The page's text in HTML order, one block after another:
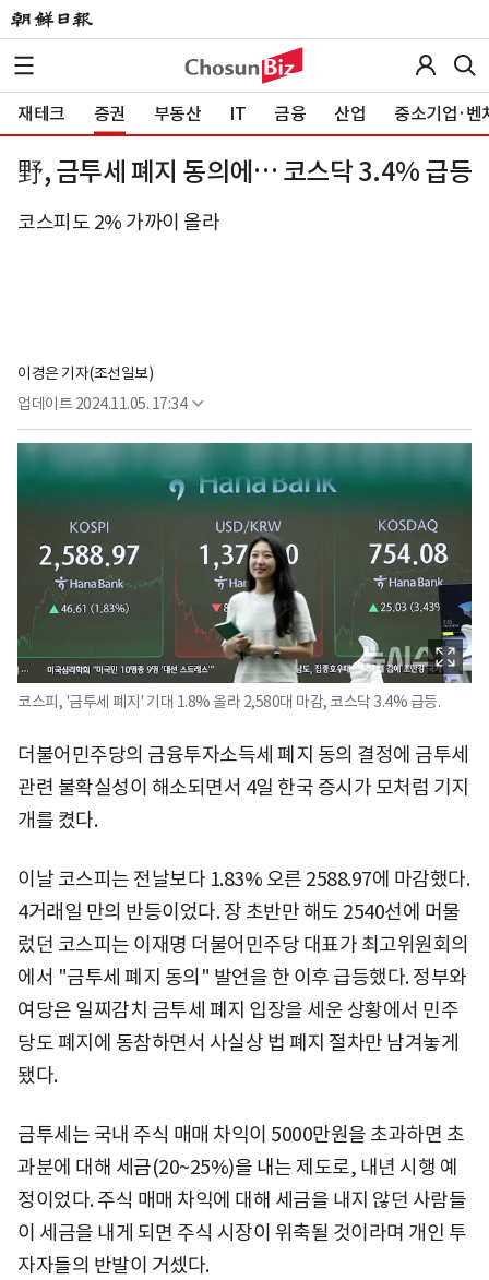
재테크 증권 부동산 IT 금융 산업 중소기업·벤
野, 금투세 폐지 동의에… 코스닥 3.4% 급등
코스피도 2% 가까이 올라
이경은 기자(조선일보)
업데이트 2024.11.05. 17:34
코스피, '금투세 폐지' 기대 1.8% 올라 2,580대 마감, 코스닥 3.4% 급등.
더불어민주당의 금융투자소득세 폐지 동의 결정에 금투세
관련 불확실성이 해소되면서 4일 한국 증시가 ​모처럼 기지
개를 켰다.
이날 코스피는 전날보다 1.83% 오른 2588.97에 마감했다.
4거래일 만의 반등이었다. 장 초반만 해도 2540선에 머물
렀던 코스피는 이재명 더불어민주당 대표가 최고위원회의
에서 "금투세 폐지 동의" 발언을 한 이후 급등했다. 정부와
여당은 일찌감치 금투세 폐지 입장을 세운 상황에서 민주
당도 폐지에 동참하면서 사실상 법 폐지 절차만 남겨놓게
됐다.
금투세는 국내 주식 매매 차익이 5000만원을 초과하면 초
과분에 대해 세금(20~25%)을 내는 제도로, 내년 시행 예
정이었다. 주식 매매 차익에 대해 세금을 내지 않던 사람들
이 세금을 내게 되면 주식 시장이 위축될 것이라며 개인 투
자자들의 반발이 거셌다.